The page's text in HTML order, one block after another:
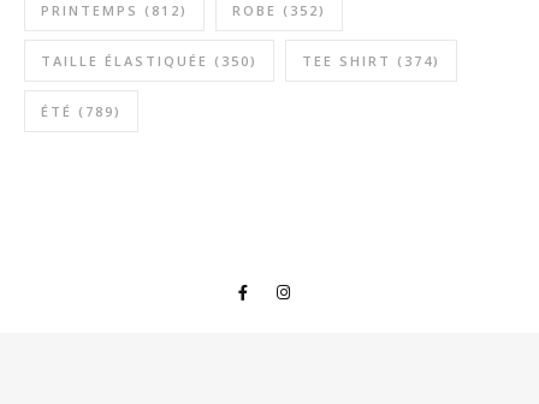
PRINTEMPS (812) ROBE (352)
TAILLE ÉLASTIQUÉE (350) TEE SHIRT (374)
ÉTÉ (789)